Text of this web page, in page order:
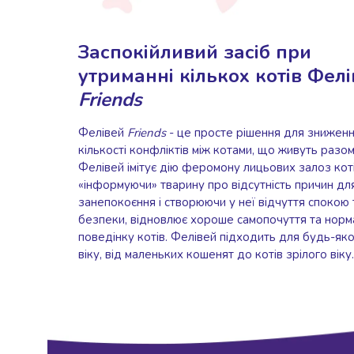
Продукти
Бакалія
Макаронні
вироби
Сухі
сніданки
Їжа
швидкого
приготування
Спеції
для
Заспокійливий засіб при
утриманні кількох котів
Friends
Фелівей Friends- це просте рішення для
кількості конфліктів між котами, що живуть
Фелівей імітує дію феромону лицьових залоз
«інформуючи» тварину про відсутність причин
занепокоєння і створюючи у неї відчуття спокою
безпеки, відновлює хороше самопочуття та
поведінку котів. Фелівей підходить для будь-
віку, від маленьких кошенят до котів зрілого віку.